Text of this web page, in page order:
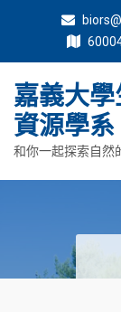
嘉義大
資源學系
和你一起探索自然